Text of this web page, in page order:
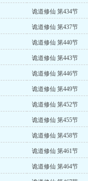
诡道修仙 第434节
诡道修仙 第437节
诡道修仙 第440节
诡道修仙 第443节
诡道修仙 第446节
诡道修仙 第449节
诡道修仙 第452节
诡道修仙 第455节
诡道修仙 第458节
诡道修仙 第461节
诡道修仙 第464节